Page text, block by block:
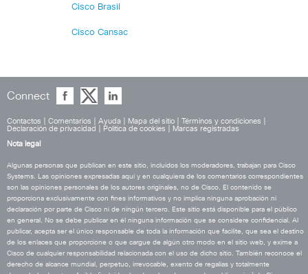
Cisco Brasil
Cisco Cansac
Connect
Contactos Comentarios Ayuda Mapa del sitio Términos y condiciones
Declaración de privacidad
Política de cookies
Marcas registradas
Nota legal
Algunas personas que publican en este sitio, incluidos los moderadores, trabajan para Cisco
Systems. Las opiniones expresadas aquí y en cualquiera de los comentarios correspondientes
son las opiniones personales de los autores originales, no de Cisco. El contenido se
proporciona exclusivamente con fines informativos y no implica ninguna aprobación ni
declaración por parte de Cisco ni de ningún tercero. Este sitio está disponible para el público
en general. No se debe publicar en él ninguna información que se considere confidencial. Al
publicar, acepta ser el único responsable de toda la información que facilite, que sea el destino
de los enlaces que proporcione o que cargue de algún otro modo en el sitio web, y exime a
Cisco de cualquier responsabilidad relacionada con el uso de dicho sitio. También reconoce el
derecho de alcance mundial, perpetuo, irrevocable, exento de regalías y totalmente